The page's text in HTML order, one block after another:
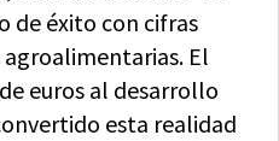
de éxito con cifras
El
euros al desarrollo
esta realidad